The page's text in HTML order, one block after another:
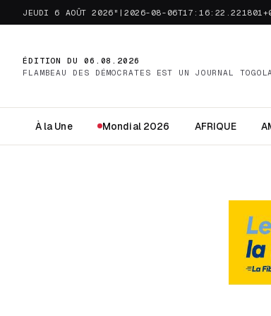
JEUDI 6 AOÛT 2026"|2026-08-
ÉDITION DU 06.08.2026
FLAMBEAU DES DÉMOCRATES EST UN JOURNAL
À la Une Mondial 2026 AFRIQUE